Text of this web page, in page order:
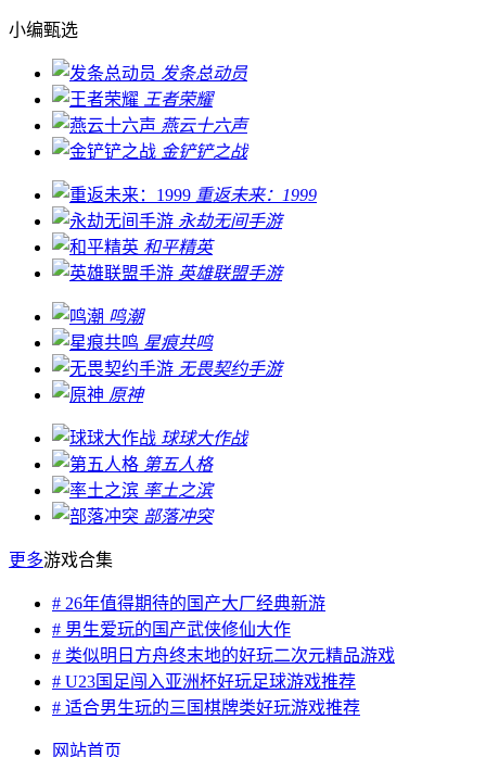
小编甄选
发条总动员
王者荣耀
燕云十六声
金铲铲之战
重返未来：1999
永劫无间手游
和平精英
英雄联盟手游
鸣潮
星痕共鸣
无畏契约手游
原神
球球大作战
第五人格
率土之滨
部落冲突
更多游戏合集
# 26年值得期待的国产大厂经典新游
# 男生爱玩的国产武侠修仙大作
# 类似明日方舟终末地的好玩二次元精品游戏
# U23国足闯入亚洲杯好玩足球游戏推荐
# 适合男生玩的三国棋牌类好玩游戏推荐
网站首页